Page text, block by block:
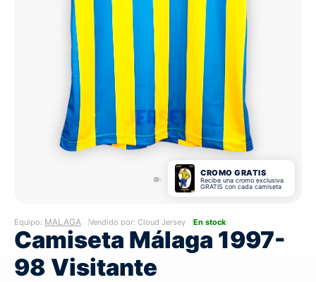
CROMO GRATIS
Recibe una cromo exclusiva
GRATIS con cada camiseta
Equipo: MALAGA Vendido por: Cloud Jersey En stock
Camiseta Málaga 1997-
98 Visitante